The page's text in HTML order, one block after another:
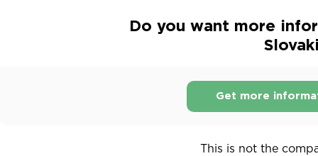
Do you want more
Get more
This is not the